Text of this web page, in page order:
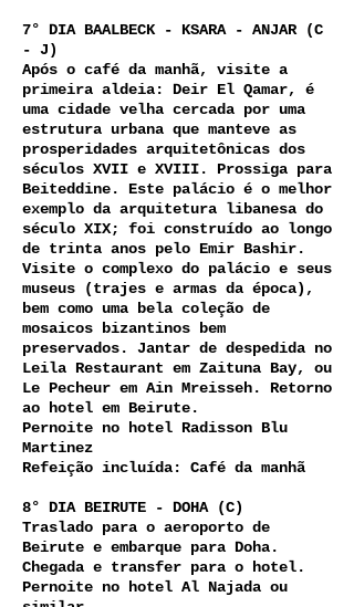
7° DIA BAALBECK - KSARA - ANJAR (C
- J)
Após o café da manhã, visite a
primeira aldeia: Deir El Qamar, é
uma cidade velha cercada por uma
estrutura urbana que manteve as
prosperidades arquitetônicas dos
séculos XVII e XVIII. Prossiga para
Beiteddine. Este palácio é o melhor
exemplo da arquitetura libanesa do
século XIX; foi construído ao longo
de trinta anos pelo Emir Bashir.
Visite o complexo do palácio e seus
museus (trajes e armas da época),
bem como uma bela coleção de
mosaicos bizantinos bem
preservados. Jantar de despedida no
Leila Restaurant em Zaituna Bay, ou
Le Pecheur em Ain Mreisseh. Retorno
ao hotel em Beirute.
Pernoite no hotel Radisson Blu
Martinez
Refeição incluída: Café da manhã
8° DIA BEIRUTE - DOHA (C)
Traslado para o aeroporto de
Beirute e embarque para Doha.
Chegada e transfer para o hotel.
Pernoite no hotel Al Najada ou